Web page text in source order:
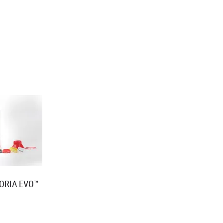
EVO™